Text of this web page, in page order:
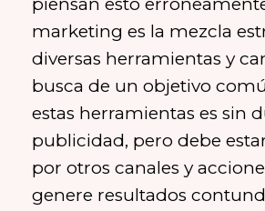
piensan esto
marketing es la mezcla
diversas herramientas y
busca de un objetivo
estas herramientas es sin
publicidad, pero debe
por otros canales y
genere resultados